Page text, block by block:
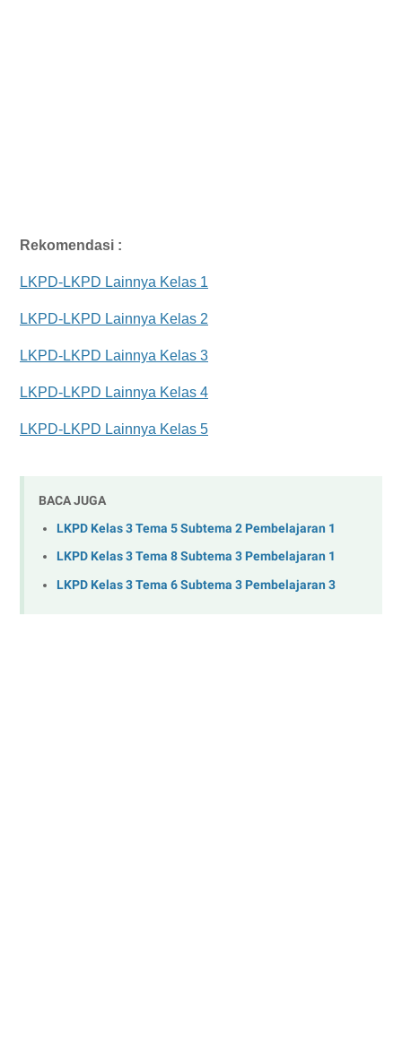
Rekomendasi :
LKPD-LKPD Lainnya Kelas 1
LKPD-LKPD Lainnya Kelas 2
LKPD-LKPD Lainnya Kelas 3
LKPD-LKPD Lainnya Kelas 4
LKPD-LKPD Lainnya Kelas 5
BACA JUGA
LKPD Kelas 3 Tema 5 Subtema 2 Pembelajaran 1
LKPD Kelas 3 Tema 8 Subtema 3 Pembelajaran 1
LKPD Kelas 3 Tema 6 Subtema 3 Pembelajaran 3